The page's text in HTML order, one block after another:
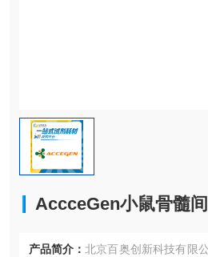
AccceGen小鼠骨髓
产品简介： 北京百奥创新科技有限